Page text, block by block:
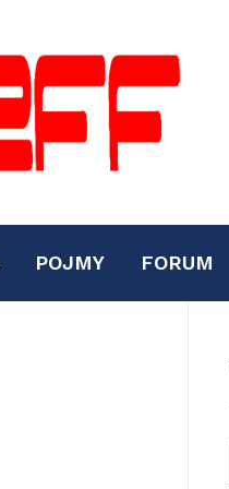
POJMY FORUM